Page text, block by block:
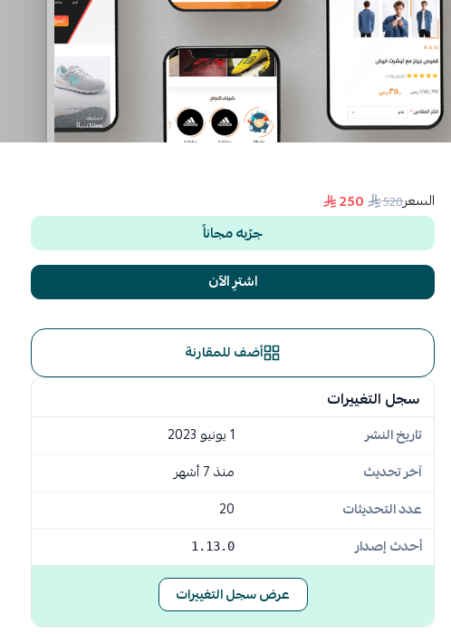
السعر520
250
جرّبه مجاناً
اشترِ الآن
أضف للمقارنة
سجل التغييرات
تاريخ النشر
1 يونيو 2023
آخر تحديث
منذ 7 أشهر
عدد التحديثات
20
أحدث إصدار
1.13.0
عرض سجل التغييرات